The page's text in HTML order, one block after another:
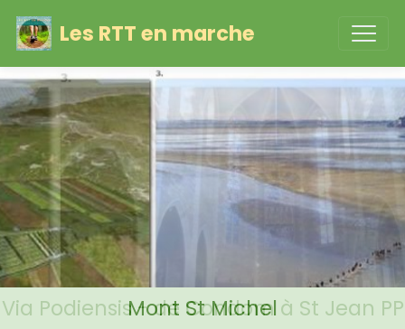
Les RTT en marche
Mont St Michel
Via Podiensis - de Condom à St Jean PP